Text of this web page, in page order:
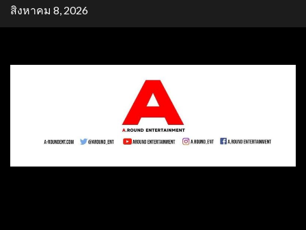
Skipสิงหาคม 8, 2026